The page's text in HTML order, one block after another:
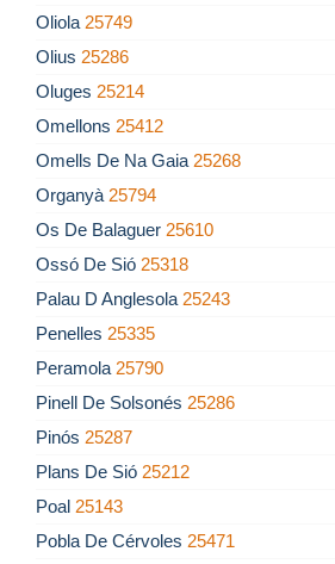
Oliola 25749
Olius 25286
Oluges 25214
Omellons 25412
Omells De Na Gaia 25268
Organyà 25794
Os De Balaguer 25610
Ossó De Sió 25318
Palau D Anglesola 25243
Penelles 25335
Peramola 25790
Pinell De Solsonés 25286
Pinós 25287
Plans De Sió 25212
Poal 25143
Pobla De Cérvoles 25471